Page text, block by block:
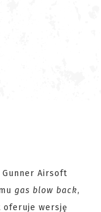
Airsoft
gas blow back,
oferuje wersję